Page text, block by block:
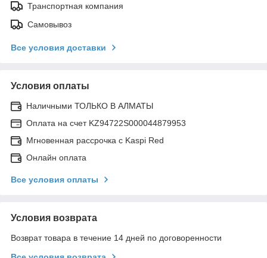
Транспортная компания
Самовывоз
Все условия доставки
Условия оплаты
Наличными ТОЛЬКО В АЛМАТЫ
Оплата на счет KZ94722S000044879953
Мгновенная рассрочка с Kaspi Red
Онлайн оплата
Все условия оплаты
Условия возврата
Возврат товара в течение 14 дней по договоренности